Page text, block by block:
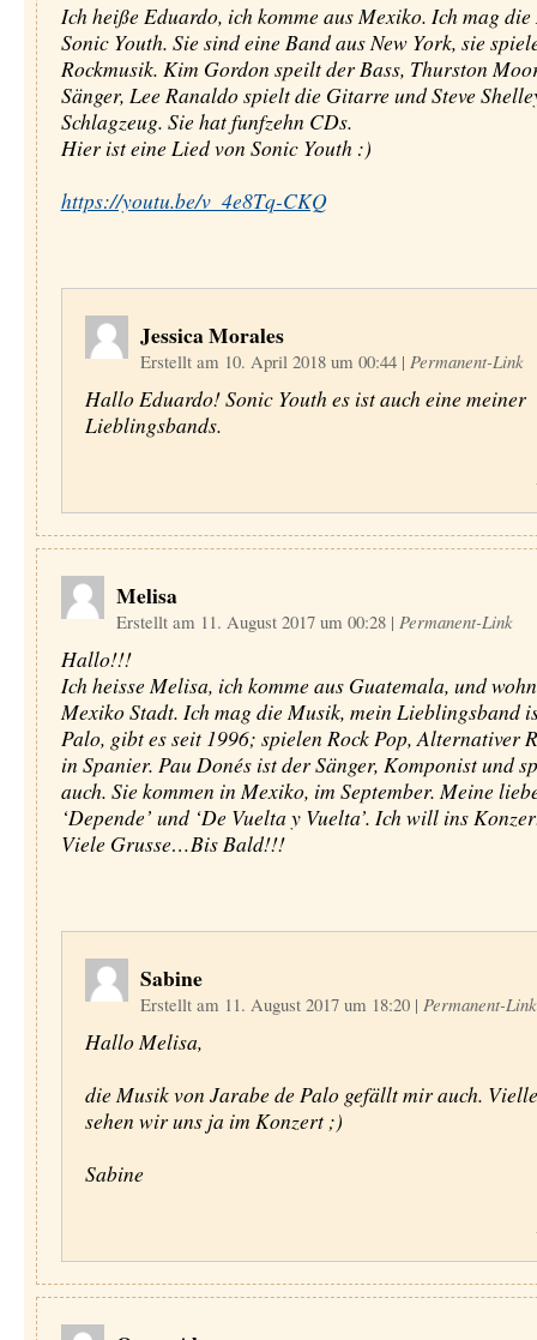
Ich heiße Eduardo, ich komme aus Mexiko. Ich mag
Sonic Youth. Sie sind eine Band aus New York, sie
Rockmusik. Kim Gordon speilt der Bass, Thurston
Sänger, Lee Ranaldo spielt die Gitarre und Steve
Schlagzeug. Sie hat funfzehn CDs.
Hier ist eine Lied von Sonic Youth :)
https://youtu.be/v_4e8Tq-CKQ
Jessica Morales
Erstellt am 10. April 2018 um 00:44 | Permanent-Link
Hallo Eduardo! Sonic Youth es ist auch eine meiner
Lieblingsbands.
Melisa
Erstellt am 11. August 2017 um 00:28 | Permanent-Link
Hallo!!!
Ich heisse Melisa, ich komme aus Guatemala, und
Mexiko Stadt. Ich mag die Musik, mein Lieblingsband
Palo, gibt es seit 1996; spielen Rock Pop, Alternativer
in Spanier. Pau Donés ist der Sänger, Komponist und
auch. Sie kommen in Mexiko, im September. Meine
‘Depende’ und ‘De Vuelta y Vuelta’. Ich will ins
Viele Grusse…Bis Bald!!!
Sabine
Erstellt am 11. August 2017 um 18:20 | Permanent-Link
Hallo Melisa,
die Musik von Jarabe de Palo gefällt mir auch.
sehen wir uns ja im Konzert ;)
Sabine